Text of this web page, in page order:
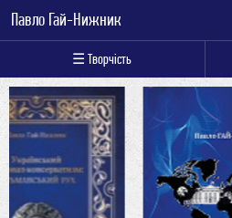
Павло Гай-Нижник
☰ Творчість